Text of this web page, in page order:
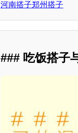
河南搭子郑州搭子
### 吃饭搭子